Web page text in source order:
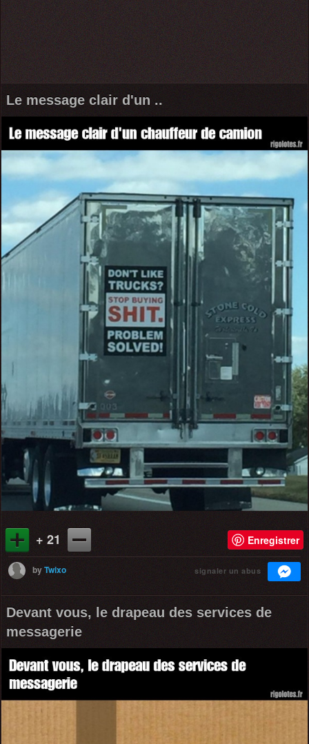
Le message clair d'un ..
+ 21 Enregistrer
byTwixo signaler un abus
Devant vous, le drapeau des services de
messagerie